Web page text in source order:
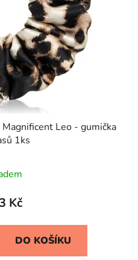
Leo - gumička
1ks
Kč
DO KOŠÍKU